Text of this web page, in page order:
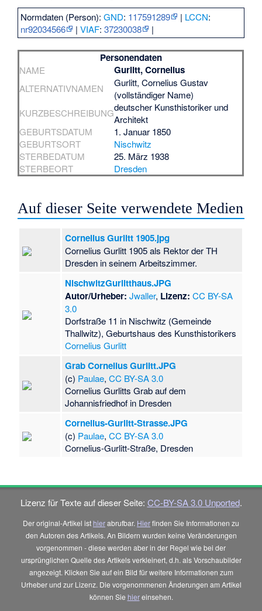
Normdaten (Person):GND: 117591289 | LCCN:
nr92034566
|VIAF:37230038 |
Personendaten
NAME Gurlitt, Cornelius
ALTERNATIVNAMEN
Gurlitt, Cornelius Gustav
(vollständiger Name)
KURZBESCHREIBUNGdeutscher Kunsthistoriker und
Architekt
GEBURTSDATUM
1. Januar 1850
GEBURTSORT
Nischwitz
STERBEDATUM
25. März 1938
STERBEORT
Dresden
Auf dieser Seite verwendete Medien
Cornelius Gurlitt 1905.jpg
Cornelius Gurlitt 1905 als Rektor der TH
Dresden in seinem Arbeitszimmer.
NischwitzGurlitthaus.JPG
Autor/Urheber: Jwaller, Lizenz: CC BY-SA
3.0
Dorfstraße 11 in Nischwitz (Gemeinde
Thallwitz), Geburtshaus des Kunsthistorikers
Cornelius Gurlitt
Grab Cornelius Gurlitt.JPG
(c) Paulae,CC BY-SA 3.0
Cornelius Gurlitts Grab auf dem
Johannisfriedhof in Dresden
Cornelius-Gurlitt-Strasse.JPG
(c) Paulae,CC BY-SA 3.0
Cornelius-Gurlitt-Straße, Dresden
Lizenz für Texte auf dieser Seite: CC-BY-SA 3.0 Unported.
Der original-Artikel ist hierabrufbar. Hierfinden Sie Informationen zu
den Autoren des Artikels. An Bildern wurden keine Veränderungen
vorgenommen - diese werden aber in der Regel wie bei der
ursprünglichen Quelle des Artikels verkleinert, d.h. als Vorschaubilder
angezeigt. Klicken Sie auf ein Bild für weitere Informationen zum
Urheber und zur Lizenz. Die vorgenommenen Änderungen am Artikel
können Sie hiereinsehen.